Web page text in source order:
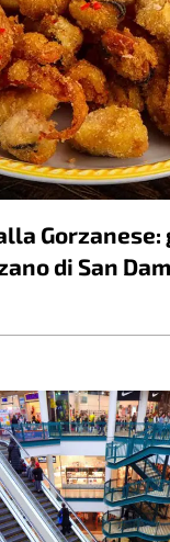
Gorzanese:
di San